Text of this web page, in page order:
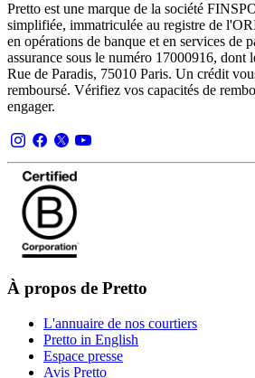
Pretto est une marque de la société
simplifiée, immatriculée au registre de
en opérations de banque et en services de
assurance sous le numéro 17000916, dont
Rue de Paradis, 75010 Paris. Un crédit
remboursé. Vérifiez vos capacités de
engager.
À propos de Pretto
L'annuaire de nos courtiers
Pretto in English
Espace presse
Avis Pretto